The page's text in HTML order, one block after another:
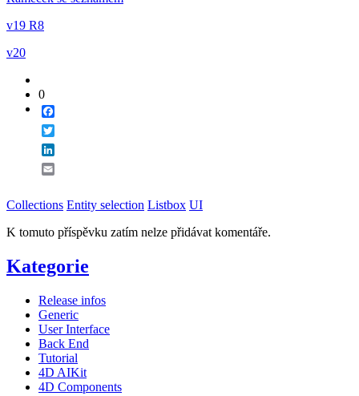
v19 R8
v20
0
Collections Entity selection Listbox UI
K tomuto příspěvku zatím nelze přidávat komentáře.
Kategorie
Release infos
Generic
User Interface
Back End
Tutorial
4D AIKit
4D Components